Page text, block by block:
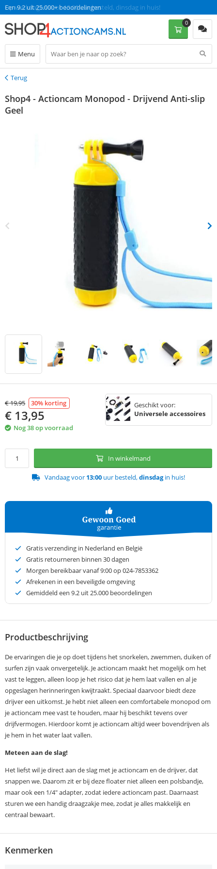
Op werkdagen voor 13:00 uur besteld, dinsdag in huis!
Een 9.2 uit 25.000+ beoordelingen
Menu
0
Terug
Terug
Shop4 - Actioncam Monopod - Drijvend Anti-slip
Geel
€19,95 30% korting
€ 13,95
Nog 38 op voorraad
Geschikt voor:
Universele accessoires
In winkelmand
Vandaag voor 13:00 uur besteld,dinsdagin huis!
Gratis verzending in Nederland en België
Gratis retourneren binnen 30 dagen
Morgen bereikbaar vanaf 9:00 op 024-7853362
Afrekenen in een beveiligde omgeving
Gemiddeld een 9.2 uit 25.000 beoordelingen
Productbeschrijving
De ervaringen die je op doet tijdens het snorkelen, zwemmen, duiken of
surfen zijn vaak onvergetelijk. Je actioncam maakt het mogelijk om het
vast te leggen, alleen loop je het risico dat je hem laat vallen en al je
opgeslagen herinneringen kwijtraakt. Speciaal daarvoor biedt deze
drijver een uitkomst. Je hebt niet alleen een comfortabele monopod om
je actioncam mee vast te houden, maar hij beschikt tevens over
drijfvermogen. Hierdoor komt je actioncam altijd weer bovendrijven als
je hem in het water laat vallen.
Meteen aan de slag!
Het liefst wil je direct aan de slag met je actioncam en de drijver, dat
snappen we. Daarom zit er bij deze floater niet alleen een polsbandje,
maar ook een 1/4" adapter, zodat iedere actioncam past. Daarnaast
sturen we een handig draagzakje mee, zodat je alles makkelijk en
centraal bewaart.
Kenmerken